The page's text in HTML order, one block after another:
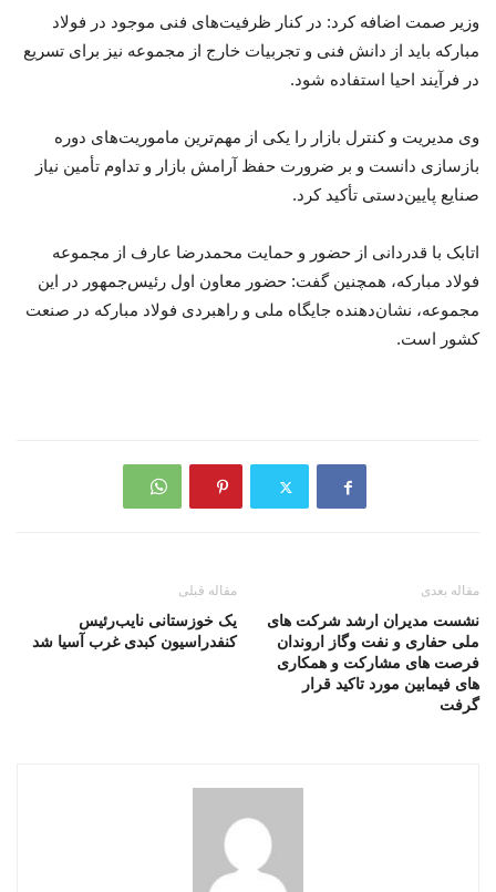
وزیر صمت اضافه کرد: در کنار ظرفیت‌های فنی موجود در فولاد
مبارکه باید از دانش فنی و تجربیات خارج از مجموعه نیز برای تسریع
در فرآیند احیا استفاده شود.
وی مدیریت و کنترل بازار را یکی از مهم‌ترین ماموریت‌های دوره
بازسازی دانست و بر ضرورت حفظ آرامش بازار و تداوم تأمین نیاز
صنایع پایین‌دستی تأکید کرد.
اتابک با قدردانی از حضور و حمایت محمدرضا عارف از مجموعه
فولاد مبارکه، همچنین گفت: حضور معاون اول رئیس‌جمهور در این
مجموعه، نشان‌دهنده جایگاه ملی و راهبردی فولاد مبارکه در صنعت
کشور است.
مقاله قبلی
یک خوزستانی نایب‌رئیس
کنفدراسیون کبدی غرب آسیا شد
مقاله بعدی
نشست مدیران ارشد شرکت های
ملی حفاری و نفت وگاز اروندان
فرصت های مشاركت و همكاری
های فیمابین مورد تاكید قرار
گرفت